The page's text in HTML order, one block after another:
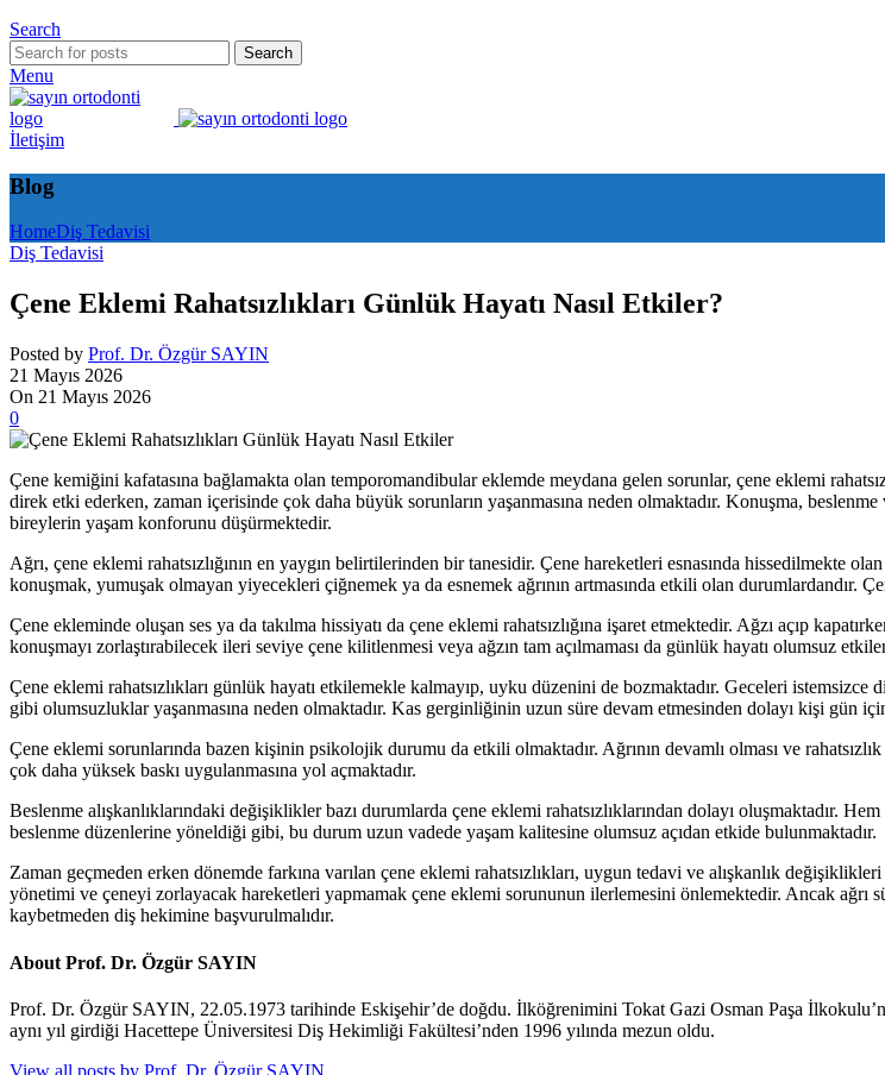
Search
Search
Menu
İletişim
Blog
HomeDiş Tedavisi
Diş Tedavisi
Çene Eklemi Rahatsızlıkları Günlük Hayatı Nasıl Etkiler?
Posted by Prof. Dr. Özgür SAYIN
21 Mayıs 2026
On 21 Mayıs 2026
0
Çene kemiğini kafatasına bağlamakta olan temporomandibular eklemde meydana gelen sorunlar, çene eklemi
direk etki ederken, zaman içerisinde çok daha büyük sorunların yaşanmasına neden olmaktadır. Konuşma,
bireylerin yaşam konforunu düşürmektedir.
Ağrı, çene eklemi rahatsızlığının en yaygın belirtilerinden bir tanesidir. Çene hareketleri esnasında hissedilmekte
konuşmak, yumuşak olmayan yiyecekleri çiğnemek ya da esnemek ağrının artmasında etkili olan durumlardandır.
Çene ekleminde oluşan ses ya da takılma hissiyatı da çene eklemi rahatsızlığına işaret etmektedir. Ağzı açıp
konuşmayı zorlaştırabilecek ileri seviye çene kilitlenmesi veya ağzın tam açılmaması da günlük hayatı olumsuz
Çene eklemi rahatsızlıkları günlük hayatı etkilemekle kalmayıp, uyku düzenini de bozmaktadır. Geceleri istemsizce
gibi olumsuzluklar yaşanmasına neden olmaktadır. Kas gerginliğinin uzun süre devam etmesinden dolayı kişi gün
Çene eklemi sorunlarında bazen kişinin psikolojik durumu da etkili olmaktadır. Ağrının devamlı olması ve
çok daha yüksek baskı uygulanmasına yol açmaktadır.
Beslenme alışkanlıklarındaki değişiklikler bazı durumlarda çene eklemi rahatsızlıklarından dolayı oluşmaktadır.
beslenme düzenlerine yöneldiği gibi, bu durum uzun vadede yaşam kalitesine olumsuz açıdan etkide bulunmaktadır.
Zaman geçmeden erken dönemde farkına varılan çene eklemi rahatsızlıkları, uygun tedavi ve alışkanlık
yönetimi ve çeneyi zorlayacak hareketleri yapmamak çene eklemi sorununun ilerlemesini önlemektedir. Ancak ağrı
kaybetmeden diş hekimine başvurulmalıdır.
About Prof. Dr. Özgür SAYIN
Prof. Dr. Özgür SAYIN, 22.05.1973 tarihinde Eskişehir’de doğdu. İlköğrenimini Tokat Gazi Osman Paşa
aynı yıl girdiği Hacettepe Üniversitesi Diş Hekimliği Fakültesi’nden 1996 yılında mezun oldu.
View all posts by Prof. Dr. Özgür SAYIN